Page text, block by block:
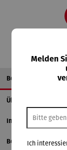
Beschreibung
Über den Künstler
Informationen zum
Bewertungen
Melden
Ich